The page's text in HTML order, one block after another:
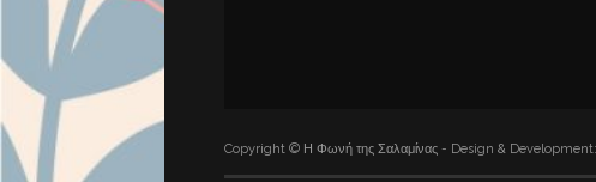
Copyright © Η Φωνή της Σαλαμίνας - Design &